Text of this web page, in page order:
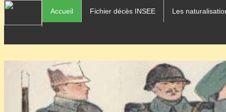
Accueil Fichier décès INSEE Les